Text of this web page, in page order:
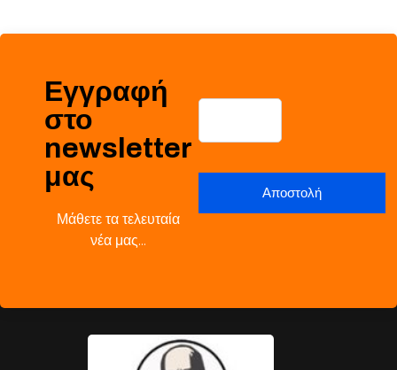
Εγγραφή
στο
newsletter
μας
Μάθετε τα τελευταία
νέα μας…